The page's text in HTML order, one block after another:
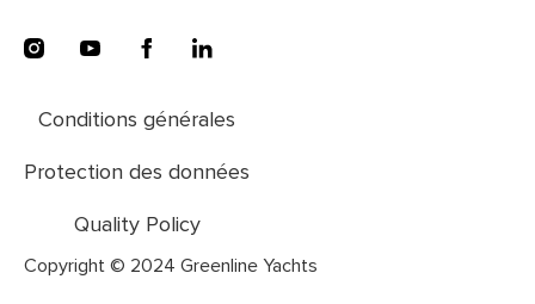
Copyright © 2024 Greenline Yachts
Conditions générales
Protection des données
Quality Policy